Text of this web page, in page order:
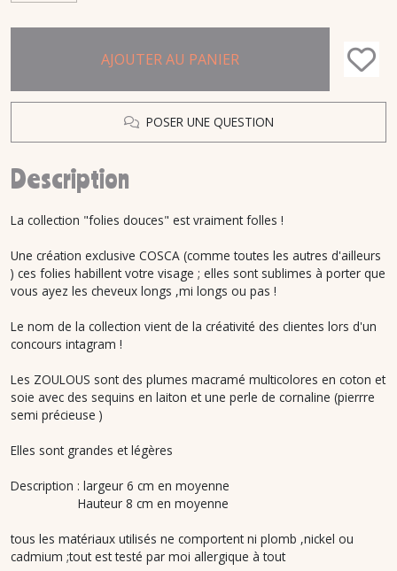
AJOUTER AU PANIER
POSER UNE QUESTION
Description
La collection "folies douces" est vraiment folles !
Une création exclusive COSCA (comme toutes les autres d'ailleurs
) ces folies habillent votre visage ; elles sont sublimes à porter que
vous ayez les cheveux longs ,mi longs ou pas !
Le nom de la collection vient de la créativité des clientes lors d'un
concours intagram !
Les ZOULOUS sont des plumes macramé multicolores en coton et
soie avec des sequins en laiton et une perle de cornaline (pierrre
semi précieuse )
Elles sont grandes et légères
Description : largeur 6 cm en moyenne
Hauteur 8 cm en moyenne
tous les matériaux utilisés ne comportent ni plomb ,nickel ou
cadmium ;tout est testé par moi allergique à tout